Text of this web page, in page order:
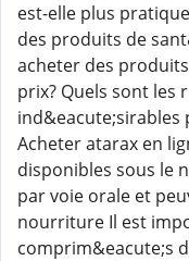
est-elle plus
des produits de
acheter des
prix? Quels sont les
ind&eacute;sirables
Acheter atarax en
disponibles sous le
par voie orale et
nourriture Il est
comprim&eacute;s